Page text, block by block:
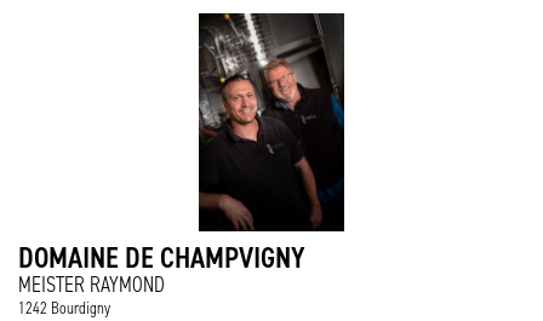
DOMAINE DE CHAMPVIGNY
MEISTER RAYMOND
1242 Bourdigny